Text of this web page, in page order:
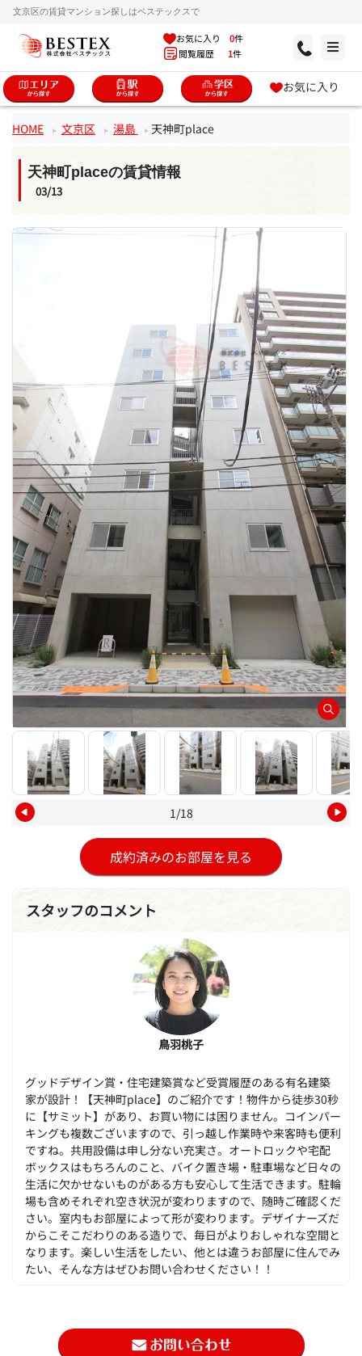
文京区の賃貸マンション探しはベステックスで
お気に入り 0件
閲覧履歴 1件
お気に入り
HOME 文京区 湯島 天神町place
天神町placeの賃貸情報
03/13
1/18
成約済みのお部屋を見る
スタッフのコメント
鳥羽桃子
グッドデザイン賞・住宅建築賞など受賞履歴のある有名建築
家が設計！【天神町place】のご紹介です！物件から徒歩30秒
に【サミット】があり、お買い物には困りません。コインパー
キングも複数ございますので、引っ越し作業時や来客時も便利
ですね。共用設備は申し分ない充実さ。オートロックや宅配
ボックスはもちろんのこと、バイク置き場・駐車場など日々の
生活に欠かせないものがある方も安心して生活できます。駐輪
場も含めそれぞれ空き状況が変わりますので、随時ご確認くだ
さい。室内もお部屋によって形が変わります。デザイナーズだ
からこそこだわりのある造りで、毎日がよりおしゃれな空間と
なります。楽しい生活をしたい、他とは違うお部屋に住んでみ
たい、そんな方はぜひお問い合わせください！！